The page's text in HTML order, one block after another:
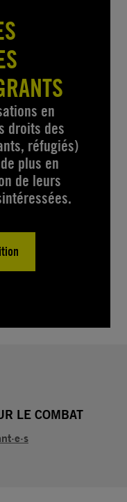
en
droits des
réfugiés)
plus en
de leurs
LE COMBAT